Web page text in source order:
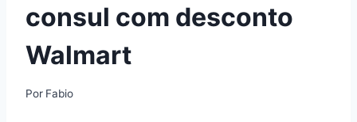
consul com desconto
Walmart
Por Fabio